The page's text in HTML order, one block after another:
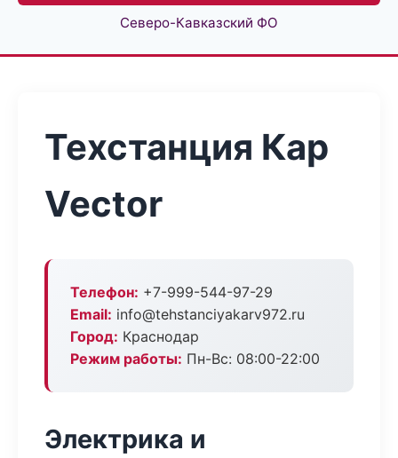
Северо-Кавказский ФО
Техстанция Кар
Vector
Телефон: +7-999-544-97-29
Email: info@tehstanciyakarv972.ru
Город: Краснодар
Режим работы: Пн-Вс: 08:00-22:00
Электрика и